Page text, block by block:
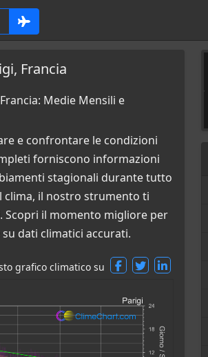
Francia
Medie Mensili e
e confrontare le condizioni
forniscono informazioni
stagionali durante tutto
clima, il nostro strumento ti
Scopri il momento migliore per
dati climatici accurati.
grafico climatico su